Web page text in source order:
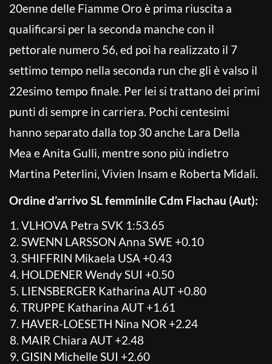
20enne delle Fiamme Oro è prima riuscita a
qualificarsi per la seconda manche con il
pettorale numero 56, ed poi ha realizzato il 7
settimo tempo nella seconda run che gli è valso il
22esimo tempo finale. Per lei si trattano dei primi
punti di sempre in carriera. Pochi centesimi
hanno separato dalla top 30 anche Lara Della
Mea e Anita Gulli, mentre sono più indietro
Martina Peterlini, Vivien Insam e Roberta Midali.
Ordine d’arrivo SL femminile Cdm Flachau (Aut):
VLHOVA Petra SVK 1:53.65
SWENN LARSSON Anna SWE +0.10
SHIFFRIN Mikaela USA +0.43
HOLDENER Wendy SUI +0.50
LIENSBERGER Katharina AUT +0.80
TRUPPE Katharina AUT +1.61
HAVER-LOESETH Nina NOR +2.24
MAIR Chiara AUT +2.48
GISIN Michelle SUI +2.60